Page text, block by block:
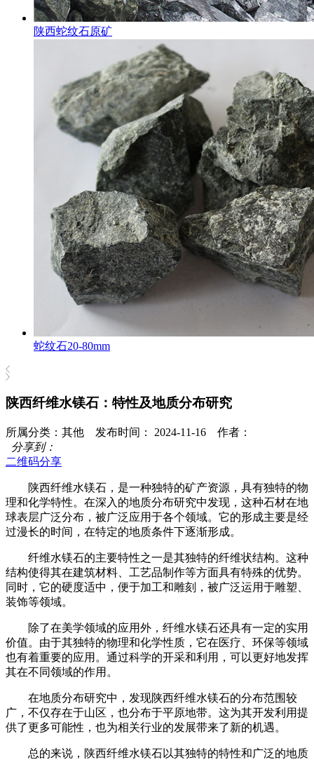
陕西蛇纹石原矿
蛇纹石20-80mm
陕西纤维水镁石：特性及地质分布研究
所属分类：其他 发布时间： 2024-11-16 作者：
分享到：
二维码分享
陕西纤维水镁石，是一种独特的矿产资源，具有独特的物
理和化学特性。在深入的地质分布研究中发现，这种石材在地
球表层广泛分布，被广泛应用于各个领域。它的形成主要是经
过漫长的时间，在特定的地质条件下逐渐形成。
纤维水镁石的主要特性之一是其独特的纤维状结构。这种
结构使得其在建筑材料、工艺品制作等方面具有特殊的优势。
同时，它的硬度适中，便于加工和雕刻，被广泛运用于雕塑、
装饰等领域。
除了在美学领域的应用外，纤维水镁石还具有一定的实用
价值。由于其独特的物理和化学性质，它在医疗、环保等领域
也有着重要的应用。通过科学的开采和利用，可以更好地发挥
其在不同领域的作用。
在地质分布研究中，发现陕西纤维水镁石的分布范围较
广，不仅存在于山区，也分布于平原地带。这为其开发利用提
供了更多可能性，也为相关行业的发展带来了新的机遇。
总的来说，陕西纤维水镁石以其独特的特性和广泛的地质